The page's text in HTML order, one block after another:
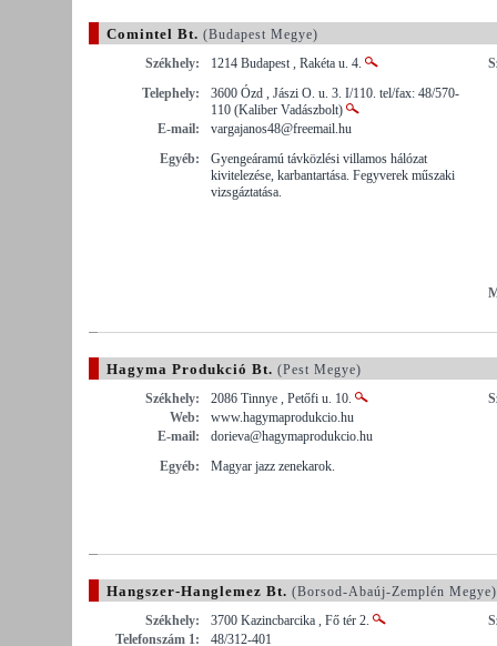
Comintel Bt. (Budapest Megye)
Székhely:
1214 Budapest , Rakéta u. 4.
Telephely:
3600 Ózd , Jászi O. u. 3. I/110. tel/fax: 48/570-
110 (Kaliber Vadászbolt)
E-mail:
vargajanos48@freemail.hu
Egyéb:
Gyengeáramú távközlési villamos hálózat
kivitelezése, karbantartása. Fegyverek műszaki
vizsgáztatása.
Hagyma Produkció Bt. (Pest Megye)
Székhely:
2086 Tinnye , Petőfi u. 10.
Web:
www.hagymaprodukcio.hu
E-mail:
dorieva@hagymaprodukcio.hu
Egyéb:
Magyar jazz zenekarok.
Hangszer-Hanglemez Bt. (Borsod-Abaúj-Zemplén Megye)
Székhely:
3700 Kazincbarcika , Fő tér 2.
Telefonszám 1:
48/312-401